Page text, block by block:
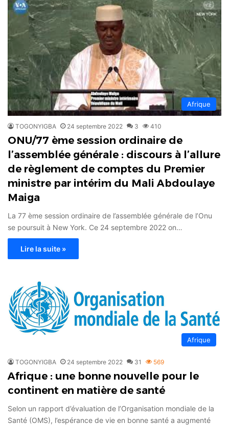
Afrique
TOGONYIGBA 24 septembre 2022 3 410
ONU/77 ème session ordinaire de
l’assemblée générale : discours à l’allure
de règlement de comptes du Premier
ministre par intérim du Mali Abdoulaye
Maiga
La 77 ème session ordinaire de l’assemblée générale de l’Onu
se poursuit à New York. Ce 24 septembre 2022 on…
Lire la suite »
Afrique
TOGONYIGBA 24 septembre 2022 31 569
Afrique : une bonne nouvelle pour le
continent en matière de santé
Selon un rapport d’évaluation de l’Organisation mondiale de la
Santé (OMS), l’espérance de vie en bonne santé a augmenté